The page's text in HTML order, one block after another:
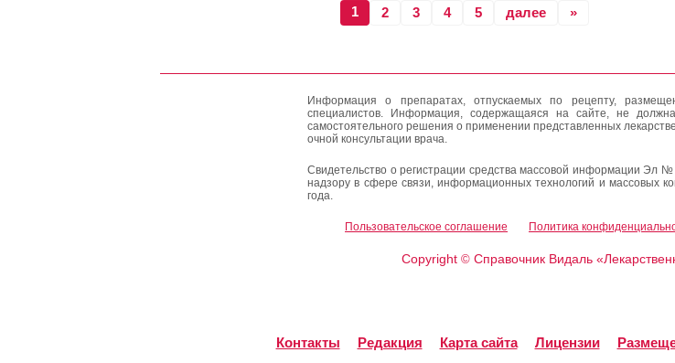
1 2 3 4 5 далее »
Информация о препаратах, отпускаемых по рецепту,
специалистов. Информация, содержащаяся на сайте, не
самостоятельного решения о применении представленных
очной консультации врача.
Свидетельство о регистрации средства массовой информации
надзору в сфере связи, информационных технологий и массовых
года.
Пользовательское соглашение Политика
Copyright ©Справочник Видаль
Контакты Редакция Карта сайта Лицензии